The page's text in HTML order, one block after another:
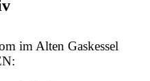
im Alten Gaskessel